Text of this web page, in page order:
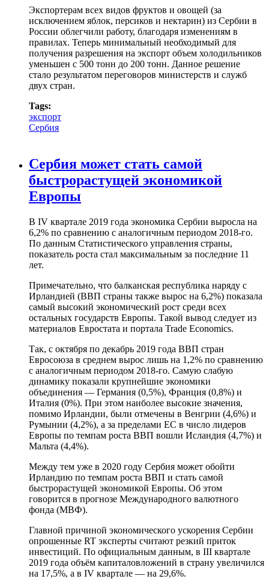
Экспортерам всех видов фруктов и овощей (за
исключением яблок, персиков и нектарин) из Сербии в
России облегчили работу, благодаря изменениям в
правилах. Теперь минимальный необходимый для
получения разрешения на экспорт объем холодильников
уменьшен с 500 тонн до 200 тонн. Данное решение
стало результатом переговоров министерств и служб
двух стран.
Tags:
экспорт
Сербия
Сербия может стать самой
быстрорастущей экономикой
Европы
В IV квартале 2019 года экономика Сербии выросла на
6,2% по сравнению с аналогичным периодом 2018-го.
По данным Статистического управления страны,
показатель роста стал максимальным за последние 11
лет.
Примечательно, что балканская республика наряду с
Ирландией (ВВП страны также вырос на 6,2%) показала
самый высокий экономический рост среди всех
остальных государств Европы. Такой вывод следует из
материалов Евростата и портала Trade Economics.
Так, с октября по декабрь 2019 года ВВП стран
Евросоюза в среднем вырос лишь на 1,2% по сравнению
с аналогичным периодом 2018-го. Самую слабую
динамику показали крупнейшие экономики
объединения — Германия (0,5%), Франция (0,8%) и
Италия (0%). При этом наиболее высокие значения,
помимо Ирландии, были отмечены в Венгрии (4,6%) и
Румынии (4,2%), а за пределами ЕС в число лидеров
Европы по темпам роста ВВП вошли Исландия (4,7%) и
Мальта (4,4%).
Между тем уже в 2020 году Сербия может обойти
Ирландию по темпам роста ВВП и стать самой
быстрорастущей экономикой Европы. Об этом
говорится в прогнозе Международного валютного
фонда (МВФ).
Главной причиной экономического ускорения Сербии
опрошенные RT эксперты считают резкий приток
инвестиций. По официальным данным, в III квартале
2019 года объём капиталовложений в страну увеличился
на 17,5%, а в IV квартале — на 29,6%.